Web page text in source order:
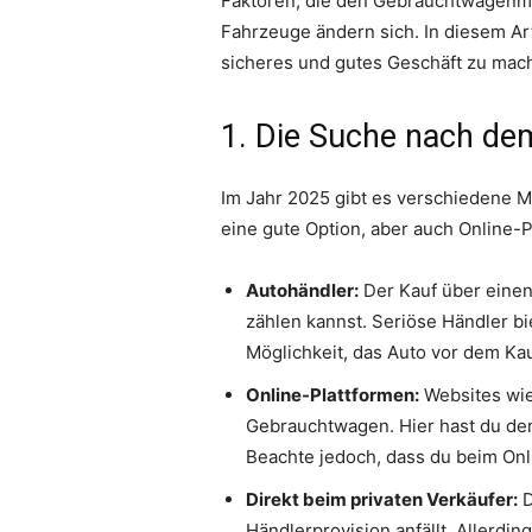
Fahrzeuge ändern sich. In diesem
sicheres und gutes Geschäft zu
1. Die Suche nach
Im Jahr 2025 gibt es verschiedene
eine gute Option, aber auch
Autohändler: Der Kauf über
zählen kannst. Seriöse Händler
Möglichkeit, das Auto vor dem
Online-Plattformen: Websites
Gebrauchtwagen. Hier hast du
Beachte jedoch, dass du beim
Direkt beim privaten Verkäufer: